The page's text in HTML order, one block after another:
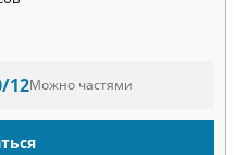
12Можно частями